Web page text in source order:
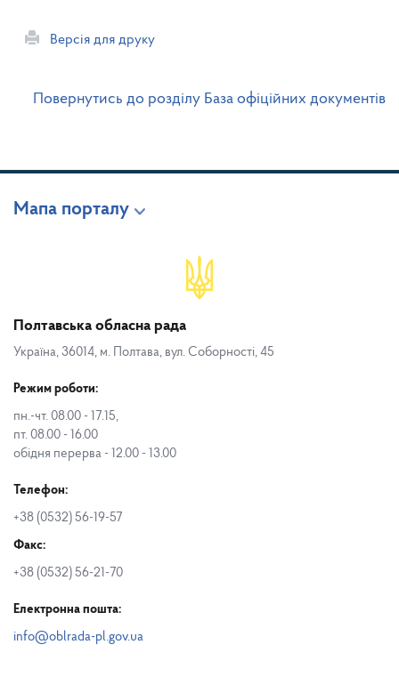
Версія для друку
Повернутись до розділу База офіційних документів
Мапа порталу
Полтавська обласна рада
Україна, 36014, м. Полтава, вул. Соборності, 45
Режим роботи:
пн.-чт. 08.00 - 17.15,
пт. 08.00 - 16.00
обідня перерва - 12.00 - 13.00
Телефон:
+38 (0532) 56-19-57
Факс:
+38 (0532) 56-21-70
Електронна пошта:
info@oblrada-pl.gov.ua